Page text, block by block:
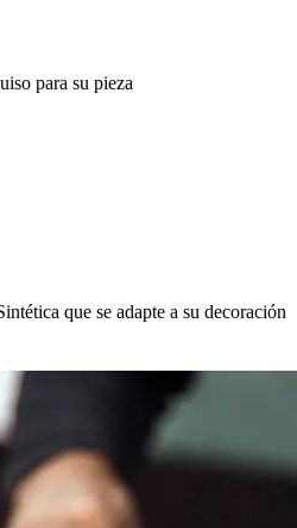
para su pieza
que se adapte a su decoración